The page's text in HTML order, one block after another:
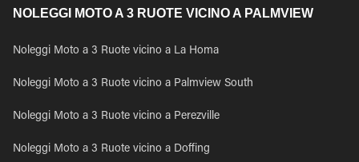
NOLEGGI MOTO A 3 RUOTE VICINO A PALMVIEW
Noleggi Moto a 3 Ruote vicino a La Homa
Noleggi Moto a 3 Ruote vicino a Palmview South
Noleggi Moto a 3 Ruote vicino a Perezville
Noleggi Moto a 3 Ruote vicino a Doffing